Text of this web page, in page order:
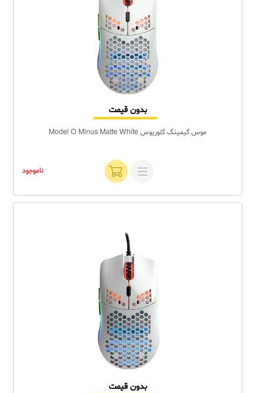
بدون قیمت
موس گیمینگ گلوریوس Model O Minus Matte White
ناموجود
بدون قیمت